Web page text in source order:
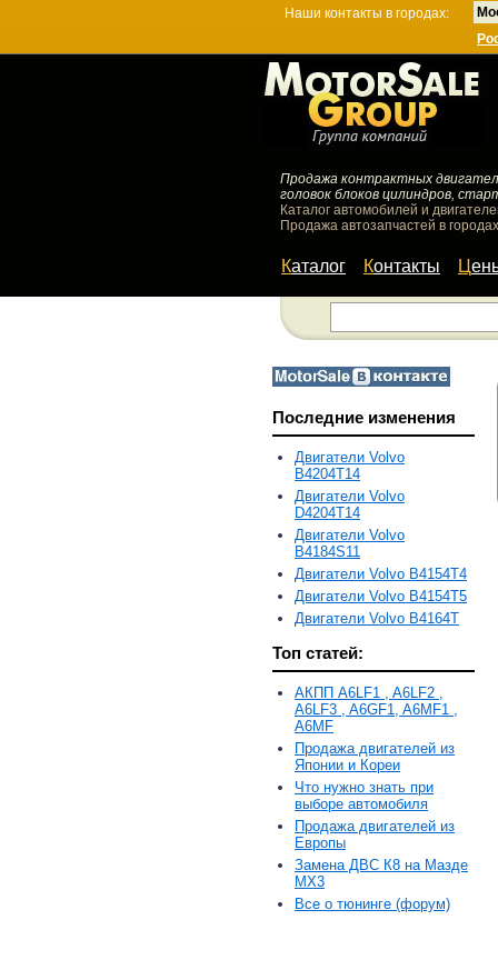
Наши контакты в городах:
Продажа контрактных
головок блоков цилиндров,
Каталог автомобилей и
Продажа автозапчастей в
Каталог Контакты
Последние изменения
Двигатели Volvo
B4204T14
Двигатели Volvo
D4204T14
Двигатели Volvo
B4184S11
Двигатели Volvo B4154T4
Двигатели Volvo B4154T5
Двигатели Volvo B4164T
Топ статей:
АКПП A6LF1 , A6LF2 ,
A6LF3 , A6GF1, A6MF1 ,
A6MF
Продажа двигателей из
Японии и Кореи
Что нужно знать при
выборе автомобиля
Продажа двигателей из
Европы
Замена ДВС К8 на Мазде
MX3
Все о тюнинге (форум)